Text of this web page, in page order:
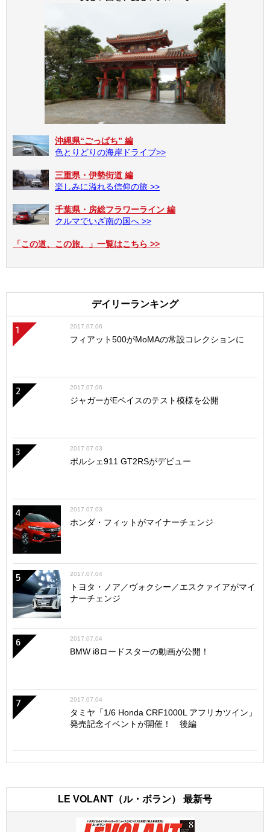
沖縄県“ごっぱち” 編
色とりどりの海岸ドライブ>>
三重県・伊勢街道 編
楽しみに溢れる信仰の旅 >>
千葉県・房総フラワーライン 編
クルマでいざ南の国へ >>
「この道、この旅。」一覧はこちら >>
デイリーランキング
1 2017.07.06
フィアット500がMoMAの常設コレクションに
2 2017.07.06
ジャガーがEペイスのテスト模様を公開
3 2017.07.03
ポルシェ911 GT2RSがデビュー
4 2017.07.03
ホンダ・フィットがマイナーチェンジ
5 2017.07.04
トヨタ・ノア／ヴォクシー／エスクァイアがマイ
ナーチェンジ
6 2017.07.04
BMW i8ロードスターの動画が公開！
7 2017.07.04
タミヤ「1/6 Honda CRF1000L アフリカツイン」
発売記念イベントが開催！ 後編
LE VOLANT（ル・ボラン） 最新号